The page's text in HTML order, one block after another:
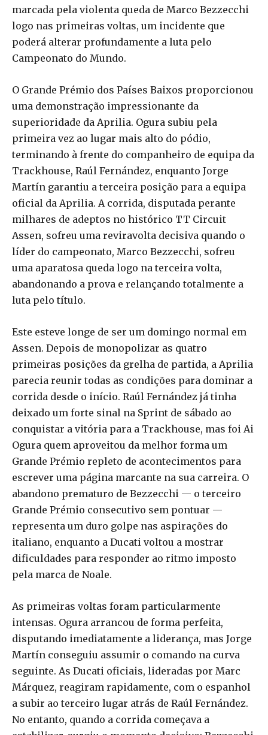
marcada pela violenta queda de Marco Bezzecchi
logo nas primeiras voltas, um incidente que
poderá alterar profundamente a luta pelo
Campeonato do Mundo.
O Grande Prémio dos Países Baixos proporcionou
uma demonstração impressionante da
superioridade da Aprilia. Ogura subiu pela
primeira vez ao lugar mais alto do pódio,
terminando à frente do companheiro de equipa da
Trackhouse, Raúl Fernández, enquanto Jorge
Martín garantiu a terceira posição para a equipa
oficial da Aprilia. A corrida, disputada perante
milhares de adeptos no histórico TT Circuit
Assen, sofreu uma reviravolta decisiva quando o
líder do campeonato, Marco Bezzecchi, sofreu
uma aparatosa queda logo na terceira volta,
abandonando a prova e relançando totalmente a
luta pelo título.
Este esteve longe de ser um domingo normal em
Assen. Depois de monopolizar as quatro
primeiras posições da grelha de partida, a Aprilia
parecia reunir todas as condições para dominar a
corrida desde o início. Raúl Fernández já tinha
deixado um forte sinal na Sprint de sábado ao
conquistar a vitória para a Trackhouse, mas foi Ai
Ogura quem aproveitou da melhor forma um
Grande Prémio repleto de acontecimentos para
escrever uma página marcante na sua carreira. O
abandono prematuro de Bezzecchi — o terceiro
Grande Prémio consecutivo sem pontuar —
representa um duro golpe nas aspirações do
italiano, enquanto a Ducati voltou a mostrar
dificuldades para responder ao ritmo imposto
pela marca de Noale.
As primeiras voltas foram particularmente
intensas. Ogura arrancou de forma perfeita,
disputando imediatamente a liderança, mas Jorge
Martín conseguiu assumir o comando na curva
seguinte. As Ducati oficiais, lideradas por Marc
Márquez, reagiram rapidamente, com o espanhol
a subir ao terceiro lugar atrás de Raúl Fernández.
No entanto, quando a corrida começava a